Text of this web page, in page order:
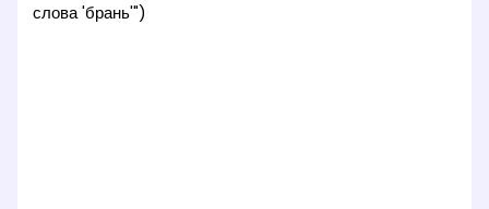
слова 'брань'")